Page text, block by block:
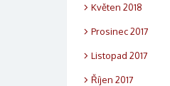
Květen 2018
Prosinec 2017
Listopad 2017
Říjen 2017